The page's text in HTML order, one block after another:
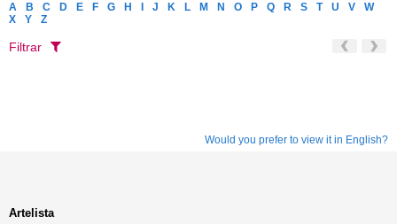
A B C D E F G H J K L M N O P Q R S T U V
W
X
Y Z
Filtrar
Would you prefer to view it in English?
Artelista